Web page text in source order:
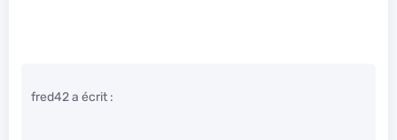
fred42 a écrit :